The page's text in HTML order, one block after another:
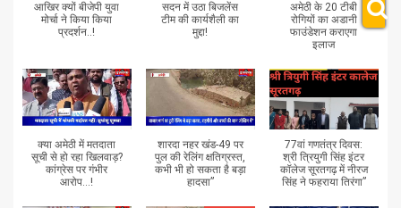
आखिर क्यों बीजेपी युवा
मोर्चा ने किया किया
प्रदर्शन..!
सदन में उठा बिजलेंस
टीम की कार्यशैली का
मुद्दा!
अमेठी के 20 टीबी
रोगियों का अडानी
फाउंडेशन कराएगा
इलाज
क्या अमेठी में मतदाता
सूची से हो रहा खिलवाड़?
कांग्रेस पर गंभीर
आरोप...!
शारदा नहर खंड-49 पर
पुल की रेलिंग क्षतिग्रस्त,
कभी भी हो सकता है बड़ा
हादसा”
77वां गणतंत्र दिवस:
श्री त्रियुगी सिंह इंटर
कॉलेज सूरतगढ़ में नीरज
सिंह ने फहराया तिरंगा”